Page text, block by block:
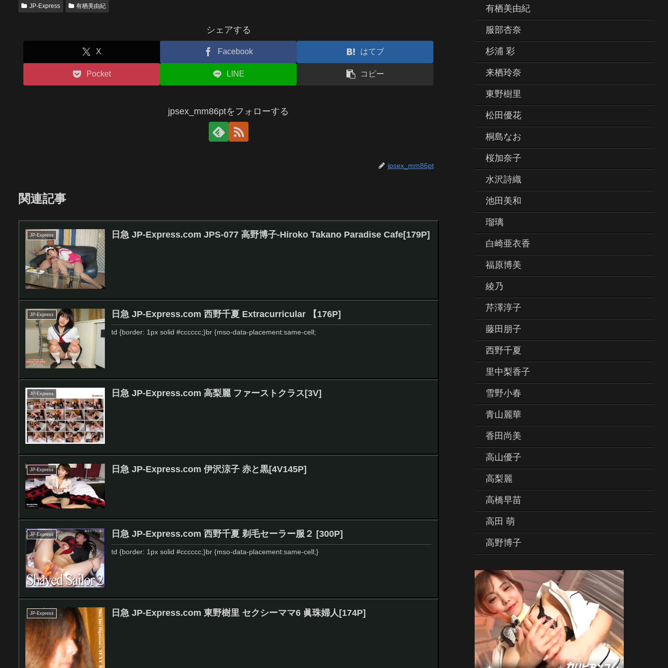
JP-Express 有栖美由紀
シェアする
X Facebook はてブ
Pocket LINE コピー
jpsex_mm86ptをフォローする
jpsex_mm86pt
関連記事
JP-Express 日急 JP-Express.com JPS-077 高野博子-Hiroko Takano Paradise Cafe[179P]
JP-Express 日急 JP-Express.com 西野千夏 Extracurricular 【176P]
td {border: 1px solid #cccccc;}br {mso-data-placement:same-cell;
JP-Express 日急 JP-Express.com 高梨麗 ファーストクラス[3V]
JP-Express 日急 JP-Express.com 伊沢涼子 赤と黒[4V145P]
JP-Express 日急 JP-Express.com 西野千夏 剃毛セーラー服２ [300P]
td {border: 1px solid #cccccc;}br {mso-data-placement:same-cell;}
JP-Express 日急 JP-Express.com 東野樹里 セクシーママ6 眞珠婦人[174P]
有栖美由紀
服部杏奈
杉浦 彩
来栖玲奈
東野樹里
松田優花
桐島なお
桜加奈子
水沢詩織
池田美和
瑠璃
白崎亜衣香
福原博美
綾乃
芹澤淳子
藤田朋子
西野千夏
里中梨香子
雪野小春
青山麗華
香田尚美
高山優子
高梨麗
高橋早苗
高田 萌
高野博子